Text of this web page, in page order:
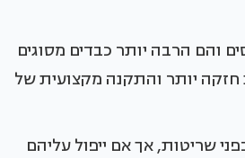
והם הרבה יותר כבדים מסוגים
יותר והתקנה מקצועית של
שריטות, אך אם ייפול עליהם